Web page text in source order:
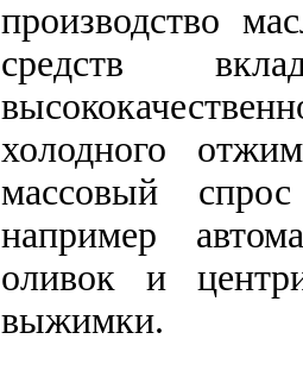
производство
средств
холодного
массовый
например
оливок и
выжимки.